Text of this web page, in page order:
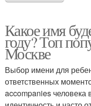
Какое имя
году? Топ
Москве
Выбор имени для
ответственных
accompanies человека